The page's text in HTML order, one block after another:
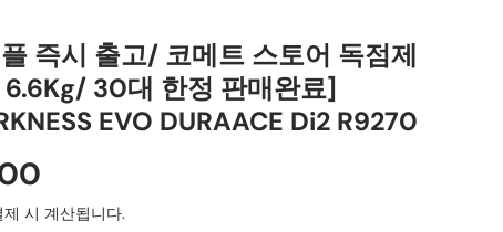
즉시 출고/ 코메트 스토어 독점제
30대 한정 판매완료]
EVO DURAACE Di2 R9270
제 시 계산됩니다.